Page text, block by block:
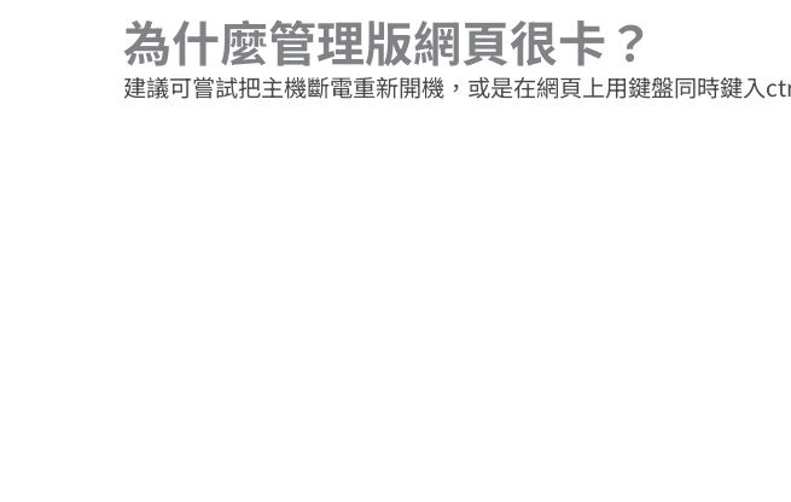
為什麼管理版網頁很卡？
建議可嘗試把主機斷電重新開機，或是在網頁上用鍵盤同時鍵入